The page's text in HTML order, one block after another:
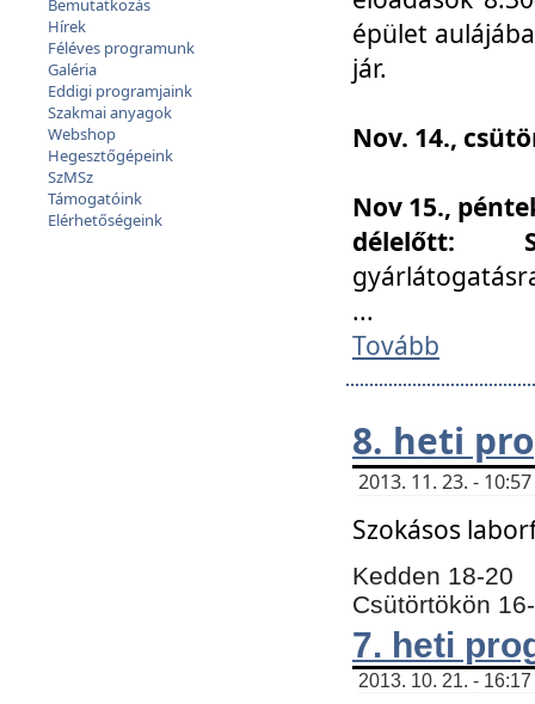
Bemutatkozás
Hírek
Féléves programunk
Galéria
Eddigi programjaink
Szakmai anyagok
Webshop
Hegesztőgépeink
SzMSz
Támogatóink
Elérhetőségeink
épület
jár.
Nov. 14.,
Nov 15.,
délelőtt:
...
Tovább
8. heti
2013. 11. 23. -
Szokásos
Kedden 18-20
Csütörtökön
7. heti
2013. 10. 21. -